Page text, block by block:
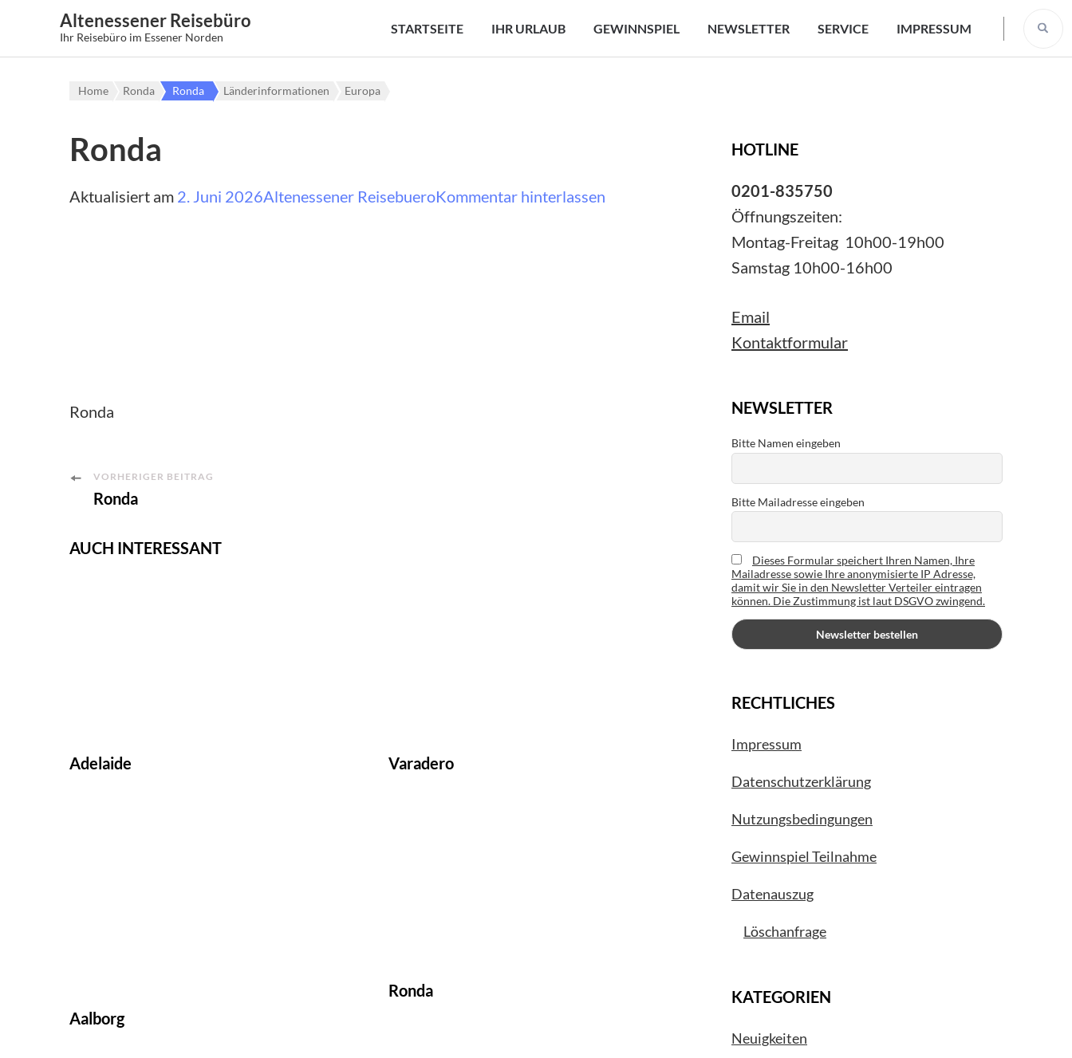
Altenessener Reisebüro
Ihr Reisebüro im Essener Norden
STARTSEITE IHR URLAUB GEWINNSPIEL NEWSLETTER SERVICE IMPRESSUM
Home Länderinformationen Europa
Ronda Ronda
Ronda
Aktualisiert am 2. Juni 2026Altenessener ReisebueroKommentar hinterlassen
Ronda
Post
Navigation
VORHERIGER BEITRAG
Ronda
AUCH INTERESSANT
Adelaide Varadero
Aalborg
Ronda
HOTLINE
0201-835750
Öffnungszeiten:
Montag-Freitag 10h00-19h00
Samstag 10h00-16h00
Email
Kontaktformular
NEWSLETTER
Bitte Namen eingeben
Bitte Mailadresse eingeben
Dieses Formular speichert Ihren Namen, Ihre
Mailadresse sowie Ihre anonymisierte IP Adresse,
damit wir Sie in den Newsletter Verteiler eintragen
können. Die Zustimmung ist laut DSGVO zwingend.
RECHTLICHES
Impressum
Datenschutzerklärung
Nutzungsbedingungen
Gewinnspiel Teilnahme
Datenauszug
Löschanfrage
KATEGORIEN
Neuigkeiten